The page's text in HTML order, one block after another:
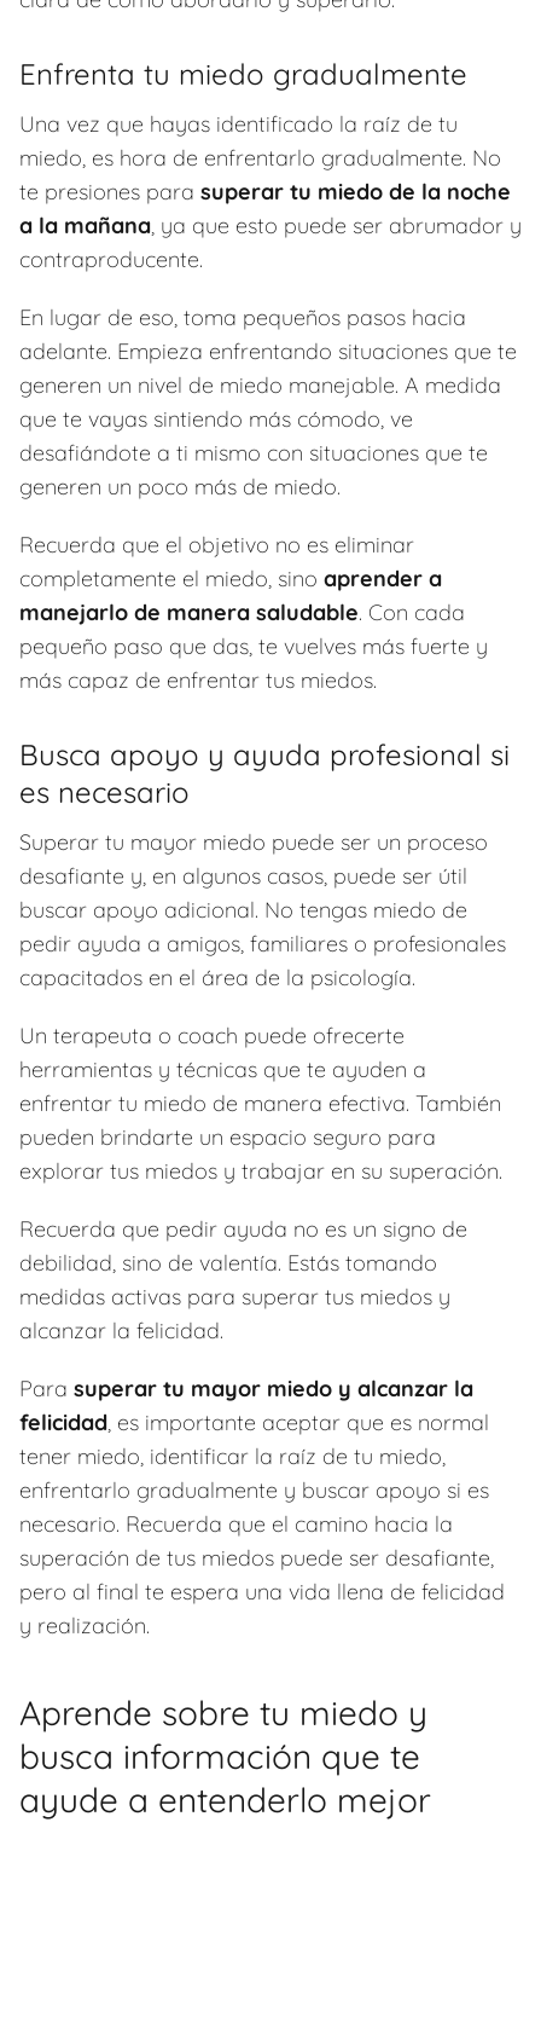
Enfrenta tu miedo gradualmente
Una vez que hayas identificado la raíz de tu
miedo, es hora de enfrentarlo gradualmente. No
te presiones para superar tu miedo de la noche
a la mañana, ya que esto puede ser abrumador y
contraproducente.
En lugar de eso, toma pequeños pasos hacia
adelante. Empieza enfrentando situaciones que te
generen un nivel de miedo manejable. A medida
que te vayas sintiendo más cómodo, ve
desafiándote a ti mismo con situaciones que te
generen un poco más de miedo.
Recuerda que el objetivo no es eliminar
completamente el miedo, sino aprender a
manejarlo de manera saludable. Con cada
pequeño paso que das, te vuelves más fuerte y
más capaz de enfrentar tus miedos.
Busca apoyo y ayuda profesional si
es necesario
Superar tu mayor miedo puede ser un proceso
desafiante y, en algunos casos, puede ser útil
buscar apoyo adicional. No tengas miedo de
pedir ayuda a amigos, familiares o profesionales
capacitados en el área de la psicología.
Un terapeuta o coach puede ofrecerte
herramientas y técnicas que te ayuden a
enfrentar tu miedo de manera efectiva. También
pueden brindarte un espacio seguro para
explorar tus miedos y trabajar en su superación.
Recuerda que pedir ayuda no es un signo de
debilidad, sino de valentía. Estás tomando
medidas activas para superar tus miedos y
alcanzar la felicidad.
Para superar tu mayor miedo y alcanzar la
felicidad, es importante aceptar que es normal
tener miedo, identificar la raíz de tu miedo,
enfrentarlo gradualmente y buscar apoyo si es
necesario. Recuerda que el camino hacia la
superación de tus miedos puede ser desafiante,
pero al final te espera una vida llena de felicidad
y realización.
Aprende sobre tu miedo y
busca información que te
ayude a entenderlo mejor